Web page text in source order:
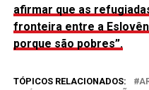
afirmar que as
fronteira entre a
porque são pobres”.
TÓPICOS RELACIONADOS: